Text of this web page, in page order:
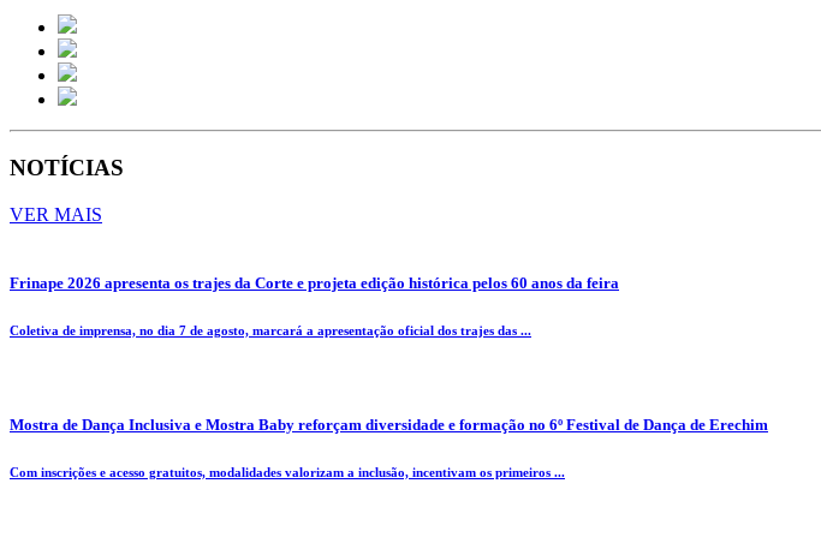
NOTÍCIAS
VER MAIS
Frinape 2026 apresenta os trajes da Corte e projeta edição histórica pelos 60 anos da feira
Coletiva de imprensa, no dia 7 de agosto, marcará a apresentação oficial dos trajes das ...
Mostra de Dança Inclusiva e Mostra Baby reforçam diversidade e formação no 6º Festival de Dança de Erechim
Com inscrições e acesso gratuitos, modalidades valorizam a inclusão, incentivam os primeiros ...